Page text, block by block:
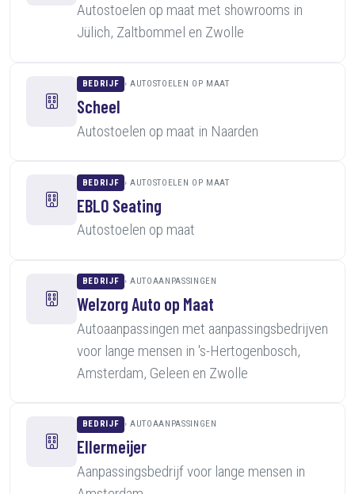
Autostoelen op maat met showrooms in
Jülich, Zaltbommel en Zwolle
BEDRIJF AUTOSTOELEN OP MAAT
Scheel
Autostoelen op maat in Naarden
BEDRIJF AUTOSTOELEN OP MAAT
EBLO Seating
Autostoelen op maat
BEDRIJF AUTOAANPASSINGEN
Welzorg Auto op Maat
Autoaanpassingen met aanpassingsbedrijven
voor lange mensen in 's-Hertogenbosch,
Amsterdam, Geleen en Zwolle
BEDRIJF AUTOAANPASSINGEN
Ellermeijer
Aanpassingsbedrijf voor lange mensen in